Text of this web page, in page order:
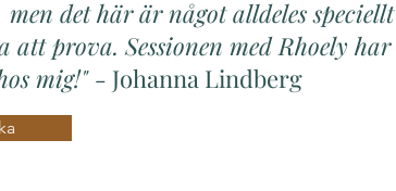
det här är något alldeles speciellt
prova. Sessionen med Rhoely har
mig!"- Johanna Lindberg